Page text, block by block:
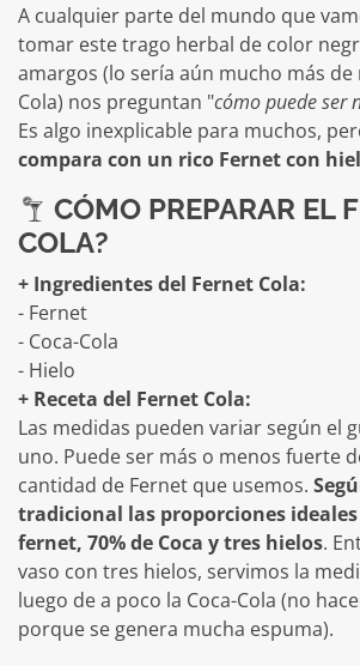
A cualquier parte del mundo que
tomar este trago herbal de color
amargos (lo sería aún mucho más de
Cola) nos preguntan "cómo puede ser
Es algo inexplicable para muchos,
compara con un rico Fernet con
CÓMO PREPARAR EL
COLA?
+ Ingredientes del Fernet Cola:
- Fernet
- Coca-Cola
- Hielo
+ Receta del Fernet Cola:
Las medidas pueden variar según el
uno. Puede ser más o menos fuerte
cantidad de Fernet que usemos.
tradicional las proporciones ideales
fernet, 70% de Coca y tres hielos.
vaso con tres hielos, servimos la
luego de a poco la Coca-Cola (no
porque se genera mucha espuma).